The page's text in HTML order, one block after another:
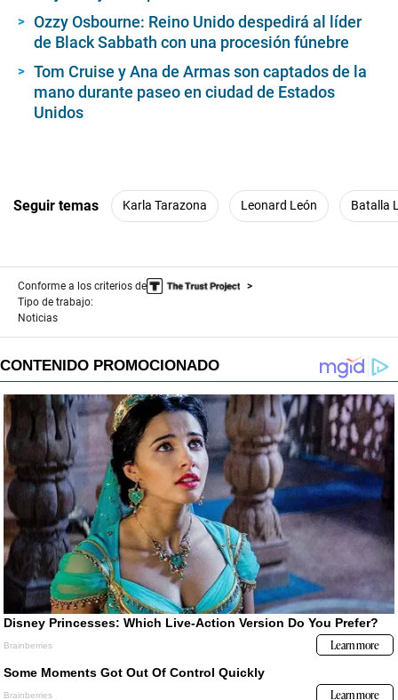
Ozzy Osbourne: Reino Unido despedirá al líder
de Black Sabbath con una procesión fúnebre
Tom Cruise y Ana de Armas son captados de la
mano durante paseo en ciudad de Estados
Unidos
Seguir temas Karla Tarazona Leonard León Batalla
Conforme a los criterios de
Tipo de trabajo:
Noticias